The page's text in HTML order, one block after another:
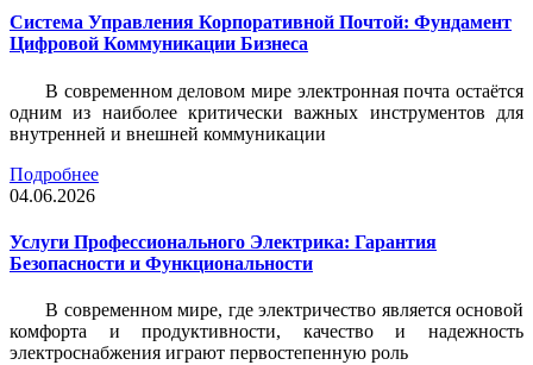
Система Управления Корпоративной Почтой: Фундамент
Цифровой Коммуникации Бизнеса
В современном деловом мире электронная почта остаётся
одним из наиболее критически важных инструментов для
внутренней и внешней коммуникации
Подробнее
04.06.2026
Услуги Профессионального Электрика: Гарантия
Безопасности и Функциональности
В современном мире, где электричество является основой
комфорта и продуктивности, качество и надежность
электроснабжения играют первостепенную роль